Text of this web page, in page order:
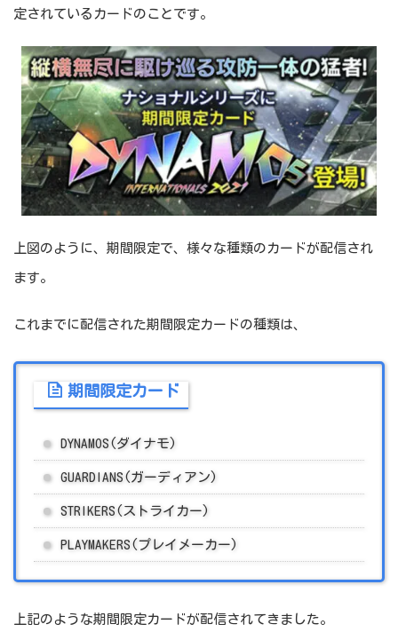
定されているカードのことです。
上図のように、期間限定で、様々な種類のカードが配信され
ます。
これまでに配信された期間限定カードの種類は、
期間限定カード
DYNAMOS(ダイナモ)
GUARDIANS(ガーディアン)
STRIKERS(ストライカー)
PLAYMAKERS(プレイメーカー)
上記のような期間限定カードが配信されてきました。